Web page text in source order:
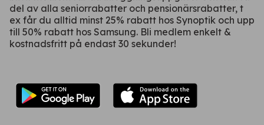
del av alla seniorrabatter och pensionärsrabatter, t
ex får du alltid minst 25% rabatt hos Synoptik och upp
till 50% rabatt hos Samsung. Bli medlem enkelt &
kostnadsfritt på endast 30 sekunder!